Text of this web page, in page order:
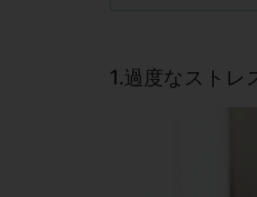
1.過度なストレ